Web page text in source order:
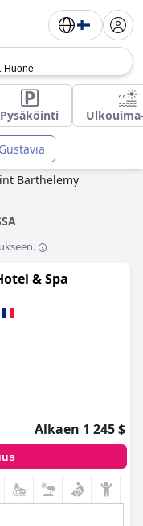
Huone
Pysäköinti
Gustavia
Barthelemy
& Spa
Alkaen 1 245 $